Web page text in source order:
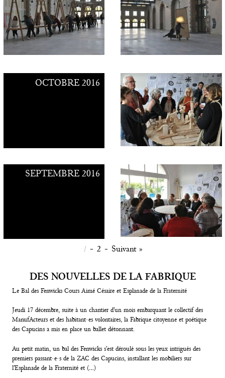
OCTOBRE 2016
SEPTEMBRE 2016
1 - 2 - Suivant »
DES NOUVELLES DE LA FABRIQUE
Le Bal des Fenwicks Cours Aimé Césaire et Esplanade de la Fraternité
Jeudi 17 décembre, suite à un chantier d’un mois embarquant le collectif des
ManufActeurs et des habitant·es volontaires, la Fabrique citoyenne et poétique
des Capucins a mis en place un ballet détonnant.
Au petit matin, un bal des Fenwicks s’est déroulé sous les yeux intrigués des
premiers passant·e·s de la ZAC des Capucins, installant les mobiliers sur
l’Esplanade de la Fraternité et (…)